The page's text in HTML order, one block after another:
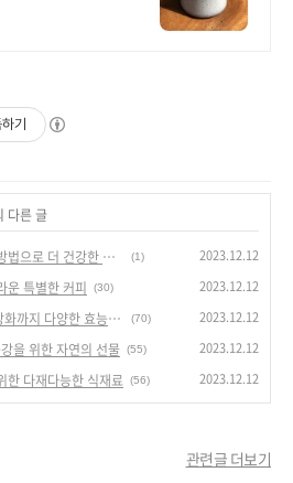
기
다른 글
찔레 열매 다양한 효능과 이용 방법으로 더 건강한 삶을 즐기세요 (1) 2023.12.12
운 특별한 커피 (30) 2023.12.12
메뚜기 두뇌 향상부터 면역력 강화까지 다양한 효능을 지닌 자연의 선물 (70) 2023.12.12
을 위한 자연의 선물 (55) 2023.12.12
한 다재다능한 식재료 (56) 2023.12.12
관련글 더보기